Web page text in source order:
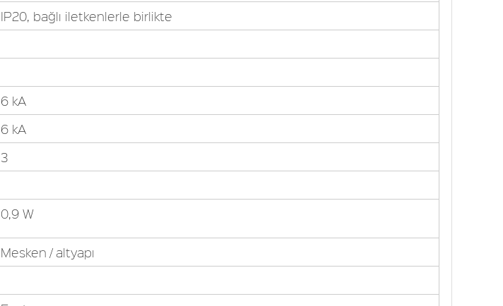
IP20, bağlı iletkenlerle birlikte
6 kA
6 kA
3
0,9 W
Mesken / altyapı